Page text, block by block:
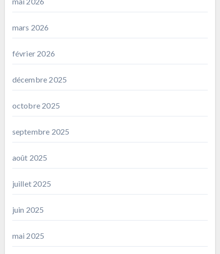
mars 2026
février 2026
décembre 2025
octobre 2025
septembre 2025
août 2025
juillet 2025
juin 2025
mai 2025